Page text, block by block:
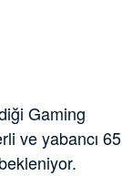
Gaming
ve yabancı 65